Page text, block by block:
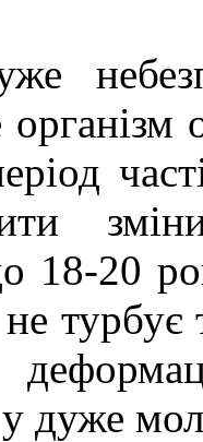
18-20
дуже